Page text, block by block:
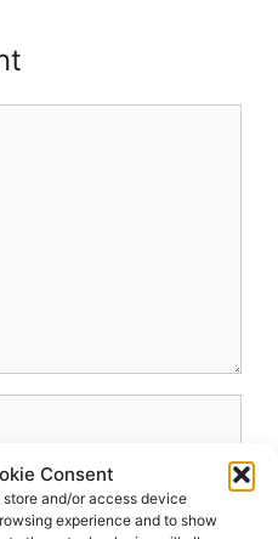
Consent
and/or access device
experience and to show